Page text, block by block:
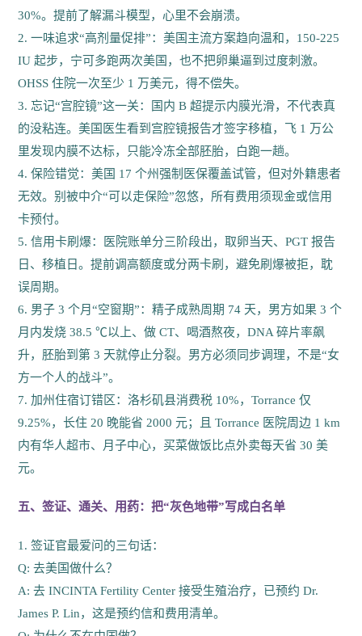
30%。提前了解漏斗模型，心里不会崩溃。
2. 一味追求“高剂量促排”：美国主流方案趋向温和，150-225
IU 起步，宁可多跑两次美国，也不把卵巢逼到过度刺激。
OHSS 住院一次至少 1 万美元，得不偿失。
3. 忘记“宫腔镜”这一关：国内 B 超提示内膜光滑，不代表真
的没粘连。美国医生看到宫腔镜报告才签字移植，飞 1 万公
里发现内膜不达标，只能冷冻全部胚胎，白跑一趟。
4. 保险错觉：美国 17 个州强制医保覆盖试管，但对外籍患者
无效。别被中介“可以走保险”忽悠，所有费用须现金或信用
卡预付。
5. 信用卡刷爆：医院账单分三阶段出，取卵当天、PGT 报告
日、移植日。提前调高额度或分两卡刷，避免刷爆被拒，耽
误周期。
6. 男子 3 个月“空窗期”：精子成熟周期 74 天，男方如果 3 个
月内发烧 38.5 ℃以上、做 CT、喝酒熬夜，DNA 碎片率飙
升，胚胎到第 3 天就停止分裂。男方必须同步调理，不是“女
方一个人的战斗”。
7. 加州住宿订错区：洛杉矶县消费税 10%，Torrance 仅
9.25%，长住 20 晚能省 2000 元；且 Torrance 医院周边 1 km
内有华人超市、月子中心，买菜做饭比点外卖每天省 30 美
元。
五、签证、通关、用药：把“灰色地带”写成白名单
1. 签证官最爱问的三句话：
Q: 去美国做什么？
A: 去 INCINTA Fertility Center 接受生殖治疗，已预约 Dr.
James P. Lin，这是预约信和费用清单。